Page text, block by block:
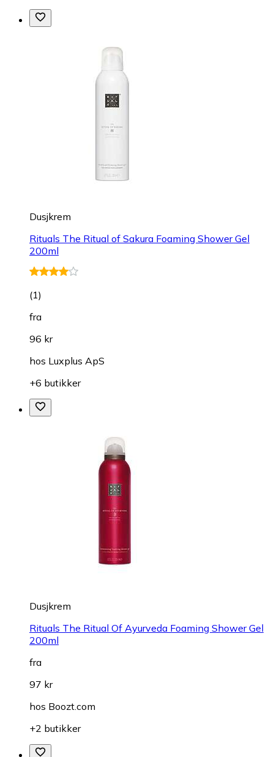
Dusjkrem
Rituals The Ritual of Sakura Foaming Shower Gel
200ml
(1)
fra
96 kr
hos Luxplus ApS
+6 butikker
Dusjkrem
Rituals The Ritual Of Ayurveda Foaming Shower Gel
200ml
fra
97 kr
hos Boozt.com
+2 butikker